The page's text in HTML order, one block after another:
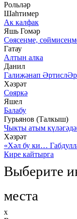
Рольләр
Шаһтимер
Ак калфак
Яшь Гомәр
Сөясеңме,
Гатау
Алтын алка
Данил
Галиҗәнап ӘртислӘр
Хәзрәт
Сөяркә
Яшел
Балабу
Гурьянов (Талкыш)
Чыкты атым
Хәзрәт
«Хәл бу ки…
Кире кайтырга
Выберите
места
x